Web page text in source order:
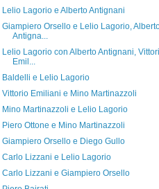
Lelio Lagorio e Alberto Antignani
Giampiero Orsello e Lelio Lagorio,
Antigna...
Lelio Lagorio con Alberto Antignani,
Emil...
Baldelli e Lelio Lagorio
Vittorio Emiliani e Mino Martinazzoli
Mino Martinazzoli e Lelio Lagorio
Piero Ottone e Mino Martinazzoli
Giampiero Orsello e Diego Gullo
Carlo Lizzani e Lelio Lagorio
Carlo Lizzani e Giampiero Orsello